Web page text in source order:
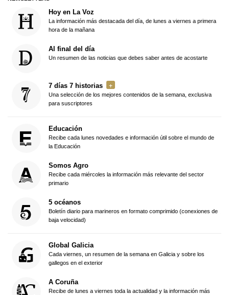
Hoy en La Voz
La información más destacada del día, de lunes a viernes a primera
hora de la mañana
Al final del día
Un resumen de las noticias que debes saber antes de acostarte
7 días 7 historias
Una selección de los mejores contenidos de la semana, exclusiva
para suscriptores
Educación
Recibe cada lunes novedades e información útil sobre el mundo de
la Educación
Somos Agro
Recibe cada miércoles la información más relevante del sector
primario
5 océanos
Boletín diario para marineros en formato comprimido (conexiones de
baja velocidad)
Global Galicia
Cada viernes, un resumen de la semana en Galicia y sobre los
gallegos en el exterior
A Coruña
Recibe de lunes a viernes toda la actualidad y la información más